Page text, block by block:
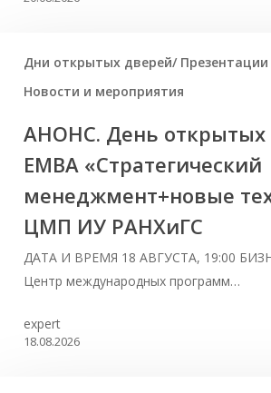
Дни открытых дверей/
Новости и мероприятия
АНОНС. День открытых
ЕМВА «Стратегический
менеджмент+новые
ЦМП ИУ РАНХиГС
ДАТА И ВРЕМЯ 18 АВГУСТА, 19:00
Центр международных программ…
expert
18.08.2026